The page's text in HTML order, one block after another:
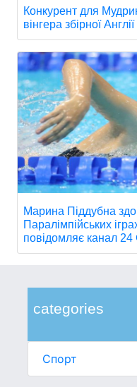
categories
Спорт
Конкурент для
вінгера збірної
Марина Піддубна
Паралімпійських
повідомляє канал 24